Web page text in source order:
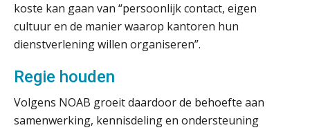
koste kan gaan van “persoonlijk contact, eigen
cultuur en de manier waarop kantoren hun
dienstverlening willen organiseren”.
Regie houden
Volgens NOAB groeit daardoor de behoefte aan
samenwerking, kennisdeling en ondersteuning
Q Home: DAC7-compliant opschalen
als verhuurplatform voor
vakantiewoningen